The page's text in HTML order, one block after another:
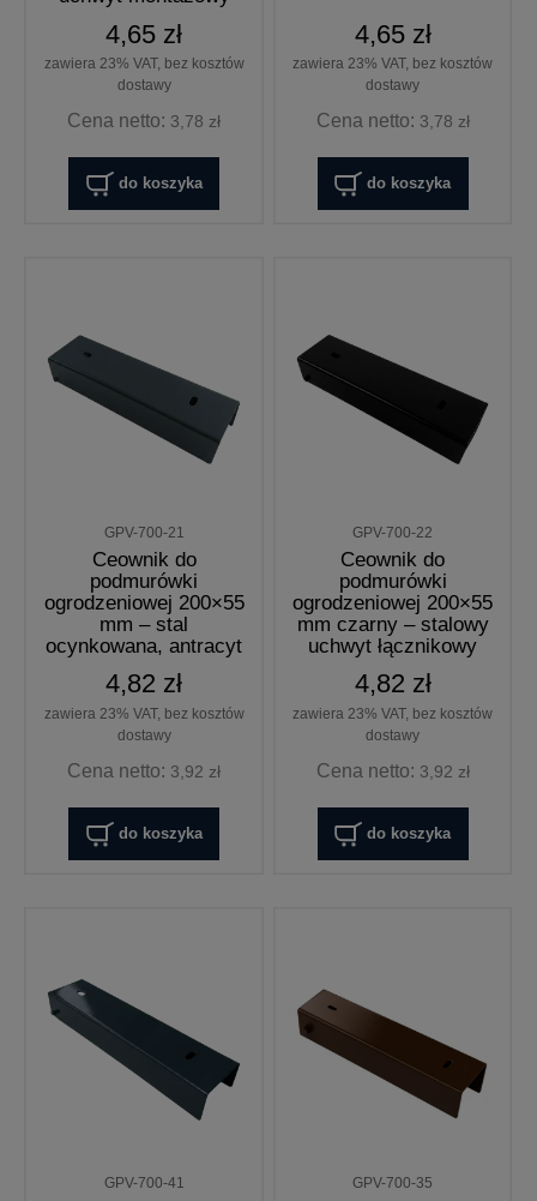
4,65 zł
zawiera 23% VAT, bez kosztów
dostawy
Cena netto: 3,78 zł
do koszyka
4,65 zł
zawiera 23% VAT, bez kosztów
dostawy
Cena netto: 3,78 zł
do koszyka
GPV-700-21
Ceownik do
podmurówki
ogrodzeniowej 200×55
mm – stal
ocynkowana, antracyt
4,82 zł
zawiera 23% VAT, bez kosztów
dostawy
Cena netto: 3,92 zł
do koszyka
GPV-700-22
Ceownik do
podmurówki
ogrodzeniowej 200×55
mm czarny – stalowy
uchwyt łącznikowy
4,82 zł
zawiera 23% VAT, bez kosztów
dostawy
Cena netto: 3,92 zł
do koszyka
GPV-700-41 GPV-700-35